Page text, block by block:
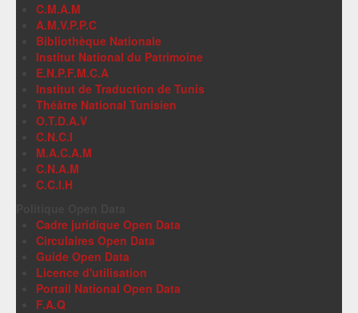
C.M.A.M
A.M.V.P.P.C
Bibliothèque Nationale
Institut National du Patrimoine
E.N.P.F.M.C.A
Institut de Traduction de Tunis
Théâtre National Tunisien
O.T.D.A.V
C.N.C.I
M.A.C.A.M
C.N.A.M
C.C.I.H
Cadre juridique Open Data
Circulaires Open Data
Guide Open Data
Licence d'utilisation
Portail National Open Data
F.A.Q